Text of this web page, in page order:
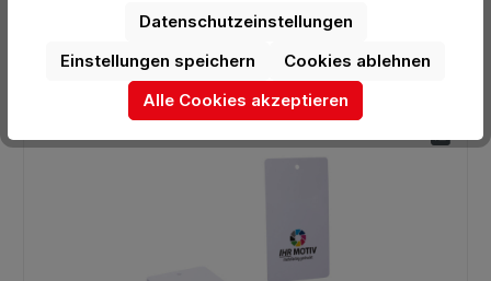
Datenschutzeinstellungen
Cookies ablehnen
Einstellungen speichern
Alle Cookies akzeptieren